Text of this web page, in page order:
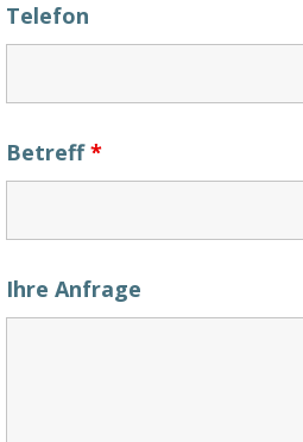
Telefon
Betreff*
Ihre Anfrage